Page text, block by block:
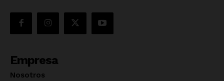
Empresa
Nosotros